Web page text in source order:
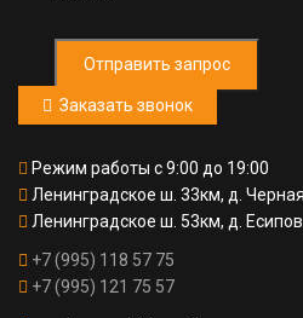
Отправить запрос
Заказать звонок
Режим работы с 9:00 до 19:00
Ленинградское ш. 33км, д.
Ленинградское ш. 53км, д.
+7 (995) 118 57 75
+7 (995) 121 75 57